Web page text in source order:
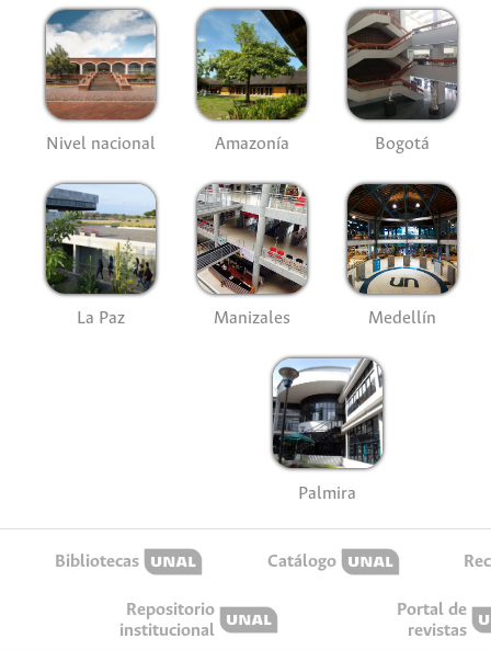
Nivel nacional Amazonía Bogotá
La Paz Manizales Medellín
Palmira
Bibliotecas Catálogo
Repositorio
institucional
Portal de
revistas